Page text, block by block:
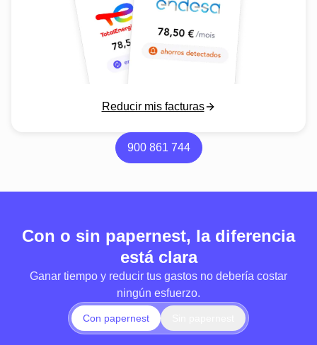
Reducir mis facturas
900 861 744
Con o sin papernest, la diferencia
está clara
Ganar tiempo y reducir tus gastos no debería costar
ningún esfuerzo.
Con papernest